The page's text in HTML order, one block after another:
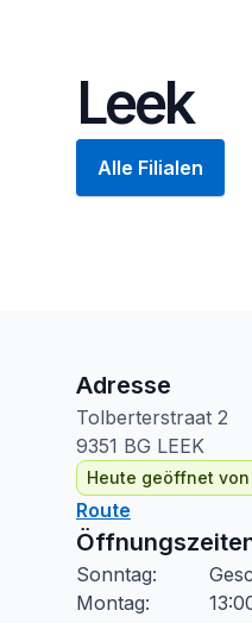
Leek
Alle Filialen
Adresse
Tolberterstraat 2
9351 BG LEEK
Heute geöffnet
Route
Sonntag:
Montag: